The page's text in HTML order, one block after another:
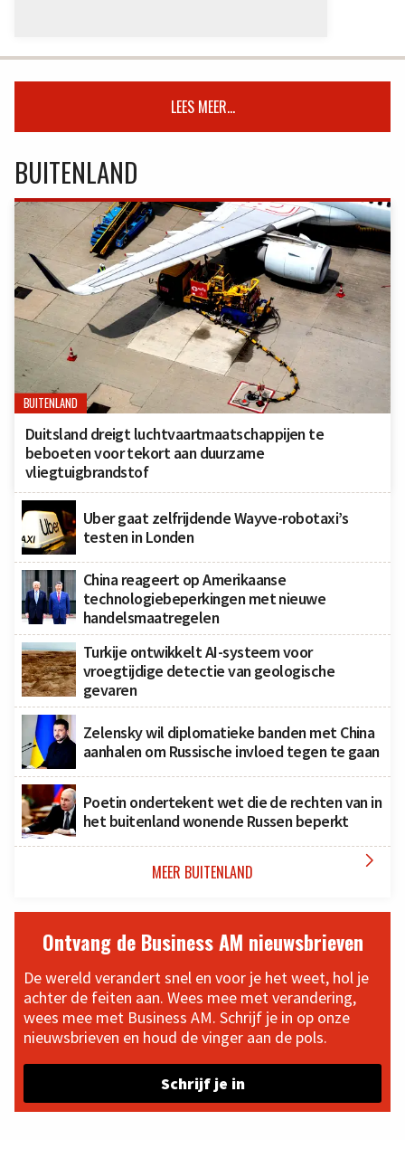
LEES MEER...
BUITENLAND
BUITENLAND
Duitsland dreigt luchtvaartmaatschappijen te
beboeten voor tekort aan duurzame
vliegtuigbrandstof
Uber gaat zelfrijdende Wayve-robotaxi’s
testen in Londen
China reageert op Amerikaanse
technologiebeperkingen met nieuwe
handelsmaatregelen
Turkije ontwikkelt AI-systeem voor
vroegtijdige detectie van geologische
gevaren
Zelensky wil diplomatieke banden met China
aanhalen om Russische invloed tegen te gaan
Poetin ondertekent wet die de rechten van in
het buitenland wonende Russen beperkt
MEER BUITENLAND 
Ontvang de Business AM nieuwsbrieven
De wereld verandert snel en voor je het weet, hol je
achter de feiten aan. Wees mee met verandering,
wees mee met Business AM. Schrijf je in op onze
nieuwsbrieven en houd de vinger aan de pols.
Schrijf je in